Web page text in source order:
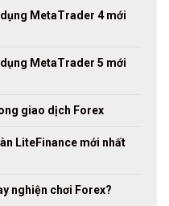
MetaTrader 4 mới
MetaTrader 5 mới
giao dịch Forex
LiteFinance mới nhất
nghiện chơi Forex?